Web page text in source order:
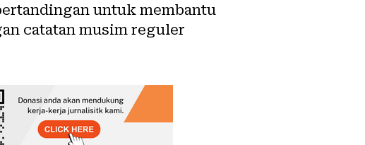
untuk membantu
catatan musim reguler